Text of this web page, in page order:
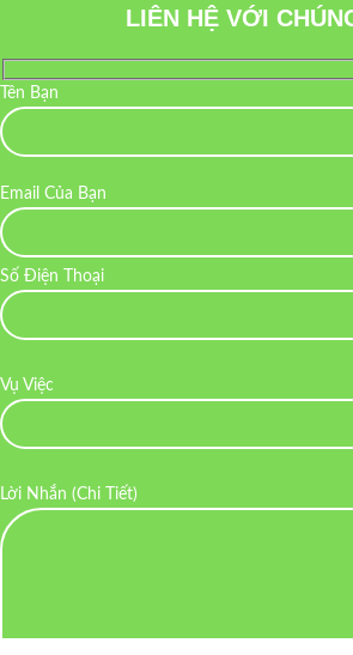
LIÊN HỆ VỚI
Tên Bạn
Email Của Bạn
Số Điện Thoại
Vụ Việc
Lời Nhắn (Chi Tiết)